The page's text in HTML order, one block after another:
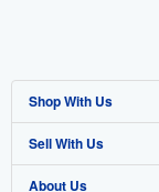
Shop With Us
Advanced Search
Browse Collections
Sell With Us
Start Selling
About Us